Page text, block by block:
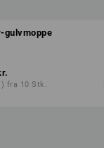
gulvmoppe
fra 10 Stk.